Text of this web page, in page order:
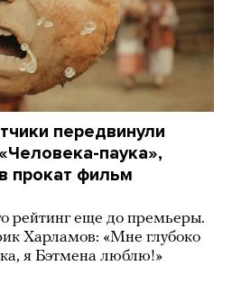
передвинули
паука»,
прокат фильм
рейтинг еще до премьеры.
Харламов: «Мне глубоко
я Бэтмена люблю!»